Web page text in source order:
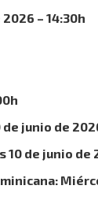
– 14:30h
junio de
de junio de